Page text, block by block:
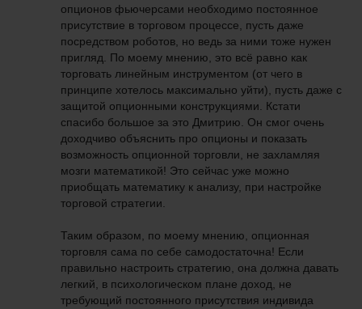
опционов фьючерсами необходимо постоянное
присутствие в торговом процессе, пусть даже
посредством роботов, но ведь за ними тоже нужен
пригляд. По моему мнению, это всё равно как
торговать линейным инструментом (от чего в
принципе хотелось максимально уйти), пусть даже с
защитой опционными конструкциями. Кстати
спасибо большое за это Дмитрию. Он смог очень
доходчиво объяснить про опционы и показать
возможность опционной торговли, не захламляя
мозги математикой! Это сейчас уже можно
приобщать математику к анализу, при настройке
торговой стратегии.
Таким образом, по моему мнению, опционная
торговля сама по себе самодостаточна! Если
правильно настроить стратегию, она должна давать
легкий, в психологическом плане доход, не
требующий постоянного присутствия индивида